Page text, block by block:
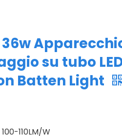
su tubo
Batten Light
110LM/W